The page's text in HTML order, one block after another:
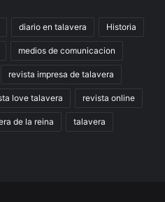
diario en talavera Historia
medios de comunicacion
revista impresa de talavera
love talavera revista online
de la reina talavera